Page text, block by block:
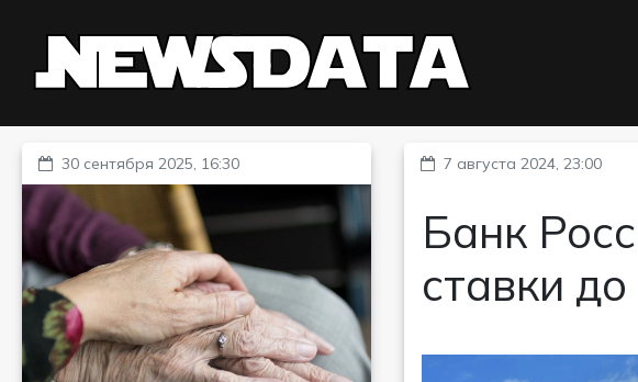
30 сентября 2025, 16:30 7 августа 2024, 23:00
Банк
ставки